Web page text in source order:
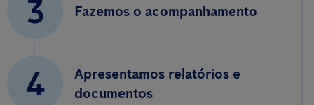
3 Fazemos o acompanhamento
4
Apresentamos relatórios e
documentos